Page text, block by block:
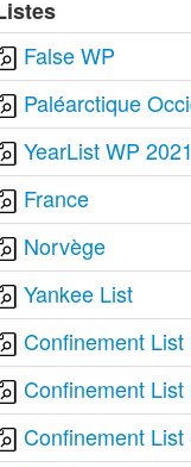
False WP
Paléarctique
YearList WP 2021
France
Norvège
Yankee List
Confinement
Confinement
Confinement